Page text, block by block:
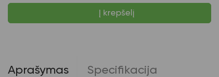
pelei
91121,
spalvos
Į krepšelį
Aprašymas Specifikacija